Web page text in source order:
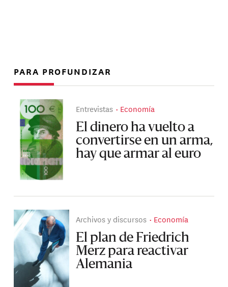
PARA PROFUNDIZAR
Entrevistas Economía
El dinero ha vuelto a
convertirse en un arma,
hay que armar al euro
Archivos y discursos Economía
El plan de Friedrich
Merz para reactivar
Alemania